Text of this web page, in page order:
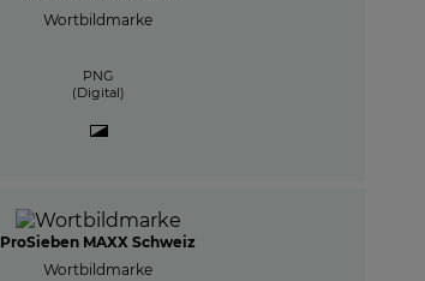
Wortbildmarke
PNG
(Digital)
ProSieben MAXX Schweiz
Wortbildmarke